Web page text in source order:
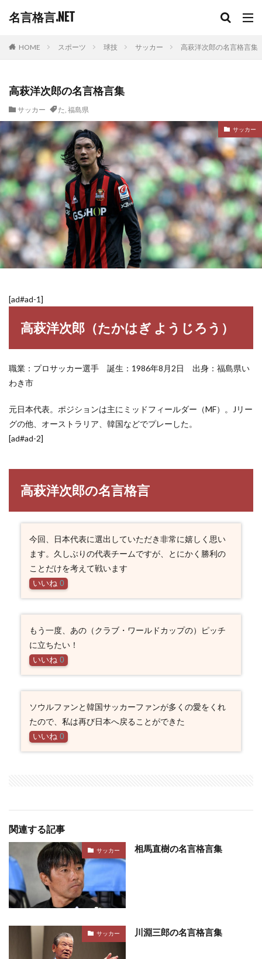
名言格言.NET
HOME スポーツ 球技 サッカー 高萩洋次郎の名言格言集
高萩洋次郎の名言格言集
サッカー た, 福島県
サッカー
[ad#ad-1]
高萩洋次郎（たかはぎ ようじろう）
職業：プロサッカー選手 誕生：1986年8月2日 出身：福島県い
わき市
元日本代表。ポジションは主にミッドフィールダー（MF）。Jリー
グの他、オーストラリア、韓国などでプレーした。
[ad#ad-2]
高萩洋次郎の名言格言
今回、日本代表に選出していただき非常に嬉しく思い
ます。久しぶりの代表チームですが、とにかく勝利の
ことだけを考えて戦います
いいね 0
もう一度、あの（クラブ・ワールドカップの）ピッチ
に立ちたい！
いいね 0
ソウルファンと韓国サッカーファンが多くの愛をくれ
たので、私は再び日本へ戻ることができた
いいね 0
関連する記事
サッカー 相馬直樹の名言格言集
サッカー 川淵三郎の名言格言集